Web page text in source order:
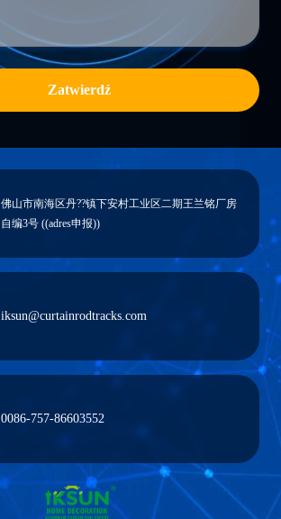
Zatwierdź
佛山市南海区丹??镇下安村工业区二期王兰铭厂房
自编3号 ((adres申报))
iksun@curtainrodtracks.com
0086-757-86603552